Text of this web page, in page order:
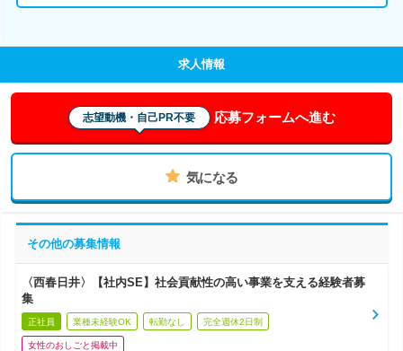
求人情報
志望動機・自己PR不要 応募フォームへ進む
気になる
その他の募集情報
〈西春日井〉【社内SE】社会貢献性の高い事業を支える経験者募
集
正社員 業種未経験OK 転勤なし 完全週休2日制
女性のおしごと掲載中